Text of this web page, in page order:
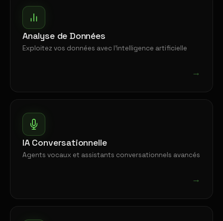
Analyse de Données
Exploitez vos données avec l'intelligence artificielle
→
IA Conversationnelle
Agents vocaux et assistants conversationnels avancés
→